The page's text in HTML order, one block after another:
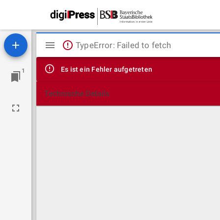
1
Mirador
Viewer
TypeError: Failed to fetch
Es ist ein Fehler aufgetreten
Technische Details